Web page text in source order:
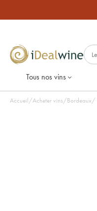
Tous nos vins
Accueil/Acheter vins/Bordeaux/